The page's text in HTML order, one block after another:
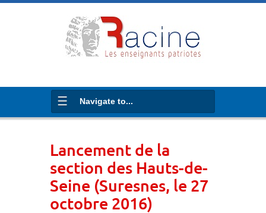
Navigate to...
Lancement de la
section des Hauts-de-
Seine (Suresnes, le 27
octobre 2016)